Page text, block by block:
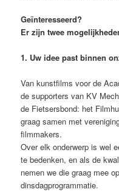
Geïnteresseerd?
Er zijn twee
1. Uw idee past binnen
Van kunstfilms voor de
de supporters van KV
de Fietsersbond: het
graag samen met
filmmakers.
Over elk onderwerp is wel
te bedenken, en als de
nemen we die graag mee
dinsdagprogrammatie.